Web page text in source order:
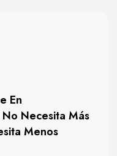
En
Necesita Más
Menos